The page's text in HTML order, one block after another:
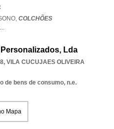
COLCHÕES
...
Lda
, VILA CUCUJAES OLIVEIRA
de bens de consumo, n.e.
Mapa